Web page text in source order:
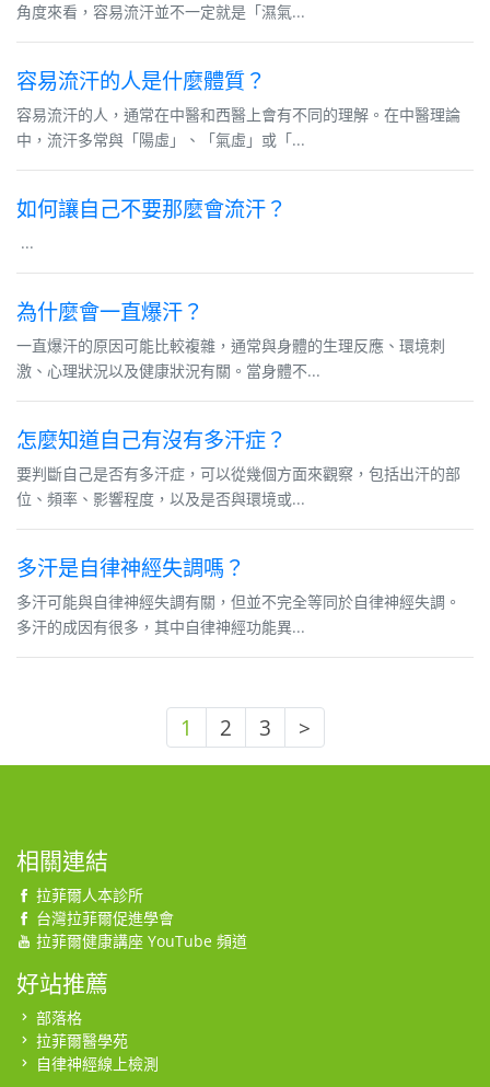
角度來看，容易流汗並不一定就是「濕氣...
容易流汗的人是什麼體質？
容易流汗的人，通常在中醫和西醫上會有不同的理解。在中醫理論
中，流汗多常與「陽虛」、「氣虛」或「...
如何讓自己不要那麼會流汗？
...
為什麼會一直爆汗？
一直爆汗的原因可能比較複雜，通常與身體的生理反應、環境刺
激、心理狀況以及健康狀況有關。當身體不...
怎麼知道自己有沒有多汗症？
要判斷自己是否有多汗症，可以從幾個方面來觀察，包括出汗的部
位、頻率、影響程度，以及是否與環境或...
多汗是自律神經失調嗎？
多汗可能與自律神經失調有關，但並不完全等同於自律神經失調。
多汗的成因有很多，其中自律神經功能異...
1 2 3 >
相關連結
拉菲爾人本診所
台灣拉菲爾促進學會
拉菲爾健康講座 YouTube 頻道
好站推薦
部落格
拉菲爾醫學苑
自律神經線上檢測